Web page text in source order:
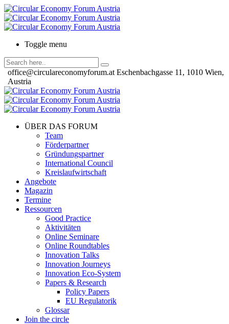
Toggle menu
office@circulareconomyforum.at Eschenbachgasse 11, 1010 Wien,
Austria
ÜBER DAS FORUM
Team
Förderpartner
Gründungspartner
International Council
Kreislaufwirtschaft
Angebote
Magazin
Termine
Ressourcen
Good Practice
Aktivitäten
Online Seminare
Online Roundtables
Innovation Talks
Innovation Journeys
Innovation Eco-System
Papers & Research
Policy Papers
EU Regulatorik
Glossar
Join the circle